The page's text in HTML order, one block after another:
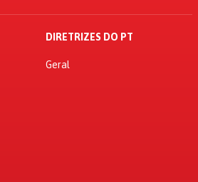
DIRETRIZES DO PT
Geral